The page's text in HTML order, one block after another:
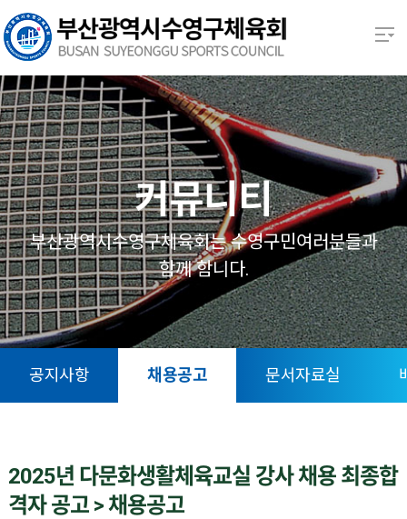
본문 바로가기
열기
열기
열기
열기
열기
열기
커뮤니티
부산광역시수영구체육회는 수영구민여러분들과
함께 함니다.
공지사항 채용공고 문서자료실
2025년 다문화생활체육교실 강사 채용 최종합
격자 공고 > 채용공고